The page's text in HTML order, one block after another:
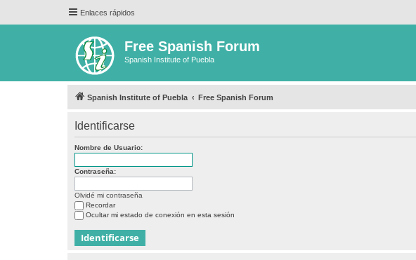
Enlaces rápidos
Free Spanish Forum
Spanish Institute of Puebla
Spanish Institute of Puebla Free Spanish Forum
Identificarse
Nombre de Usuario:
Contraseña:
Olvidé mi contraseña
Recordar
Ocultar mi estado de conexión en esta sesión